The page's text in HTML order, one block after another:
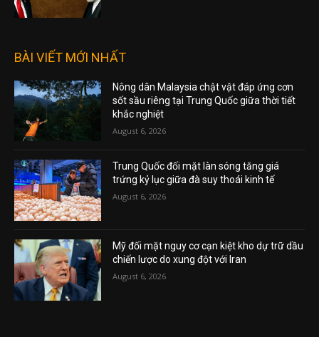
BÀI VIẾT MỚI NHẤT
Nông dân Malaysia chật vật đáp ứng cơn
sốt sầu riêng tại Trung Quốc giữa thời tiết
khắc nghiệt
August 6, 2026
Trung Quốc đối mặt làn sóng tăng giá
trứng kỷ lục giữa đà suy thoái kinh tế
August 6, 2026
Mỹ đối mặt nguy cơ cạn kiệt kho dự trữ dầu
chiến lược do xung đột với Iran
August 6, 2026